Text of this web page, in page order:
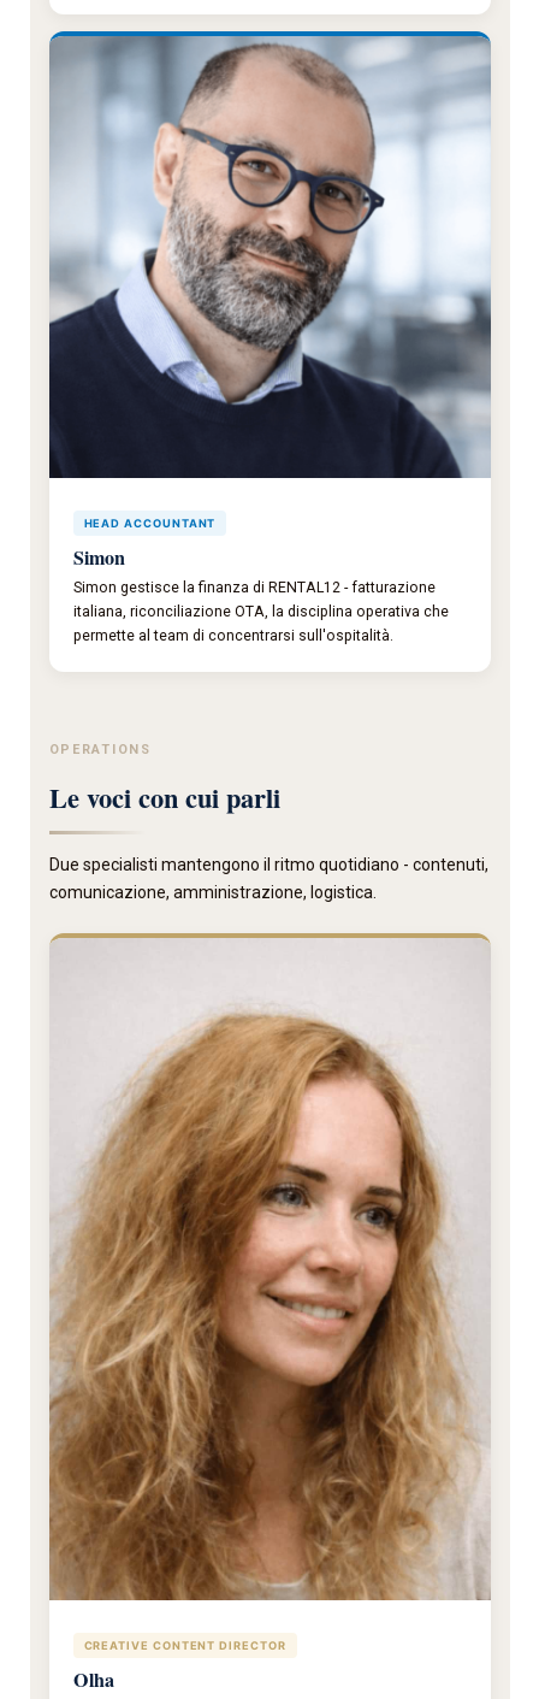
HEAD ACCOUNTANT
Simon
Simon gestisce la finanza di RENTAL12 - fatturazione
italiana, riconciliazione OTA, la disciplina operativa che
permette al team di concentrarsi sull'ospitalità.
OPERATIONS
Le voci con cui parli
Due specialisti mantengono il ritmo quotidiano - contenuti,
comunicazione, amministrazione, logistica.
CREATIVE CONTENT DIRECTOR
Olha